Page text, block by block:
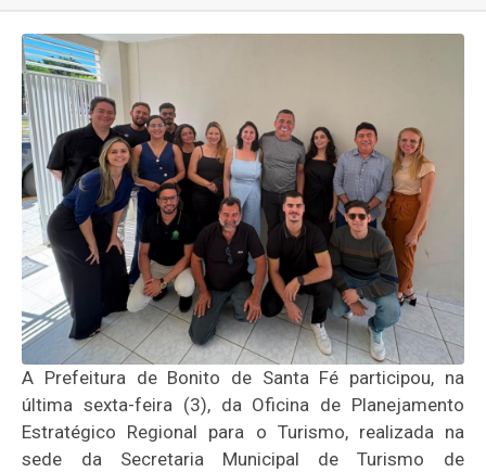
A Prefeitura de Bonito de Santa Fé participou, na
última sexta-feira (3), da Oficina de Planejamento
Estratégico Regional para o Turismo, realizada na
sede da Secretaria Municipal de Turismo de